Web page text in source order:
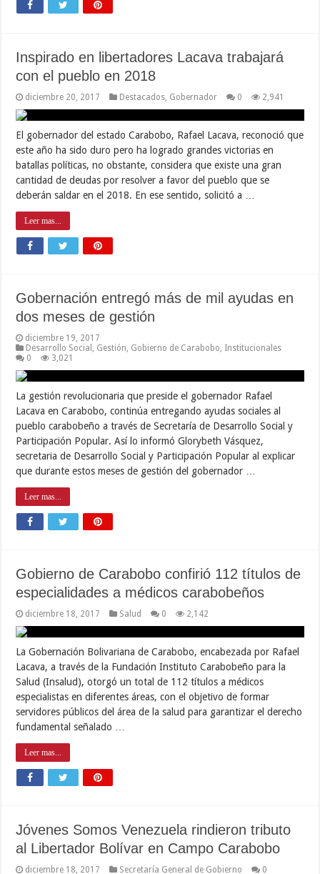
Inspirado en libertadores Lacava trabajará
con el pueblo en 2018
diciembre 20, 2017 Destacados Gobernador 0 2,941
El gobernador del estado Carabobo, Rafael Lacava, reconoció que
este año ha sido duro pero ha logrado grandes victorias en
batallas políticas, no obstante, considera que existe una gran
cantidad de deudas por resolver a favor del pueblo que se
deberán saldar en el 2018. En ese sentido, solicitó a …
Leer mas...
Gobernación entregó más de mil ayudas en
dos meses de gestión
diciembre 19, 2017
Desarrollo Social
Gestión Gobierno de Carabobo Institucionales
0
3,021
La gestión revolucionaria que preside el gobernador Rafael
Lacava en Carabobo, continúa entregando ayudas sociales al
pueblo carabobeño a través de Secretaría de Desarrollo Social y
Participación Popular. Así lo informó Glorybeth Vásquez,
secretaria de Desarrollo Social y Participación Popular al explicar
que durante estos meses de gestión del gobernador …
Leer mas...
Gobierno de Carabobo confirió 112 títulos de
especialidades a médicos carabobeños
diciembre 18, 2017 Salud 0 2,142
La Gobernación Bolivariana de Carabobo, encabezada por Rafael
Lacava, a través de la Fundación Instituto Carabobeño para la
Salud (Insalud), otorgó un total de 112 títulos a médicos
especialistas en diferentes áreas, con el objetivo de formar
servidores públicos del área de la salud para garantizar el derecho
fundamental señalado …
Leer mas...
Jóvenes Somos Venezuela rindieron tributo
al Libertador Bolívar en Campo Carabobo
diciembre 18, 2017 Secretaría General de Gobierno
0